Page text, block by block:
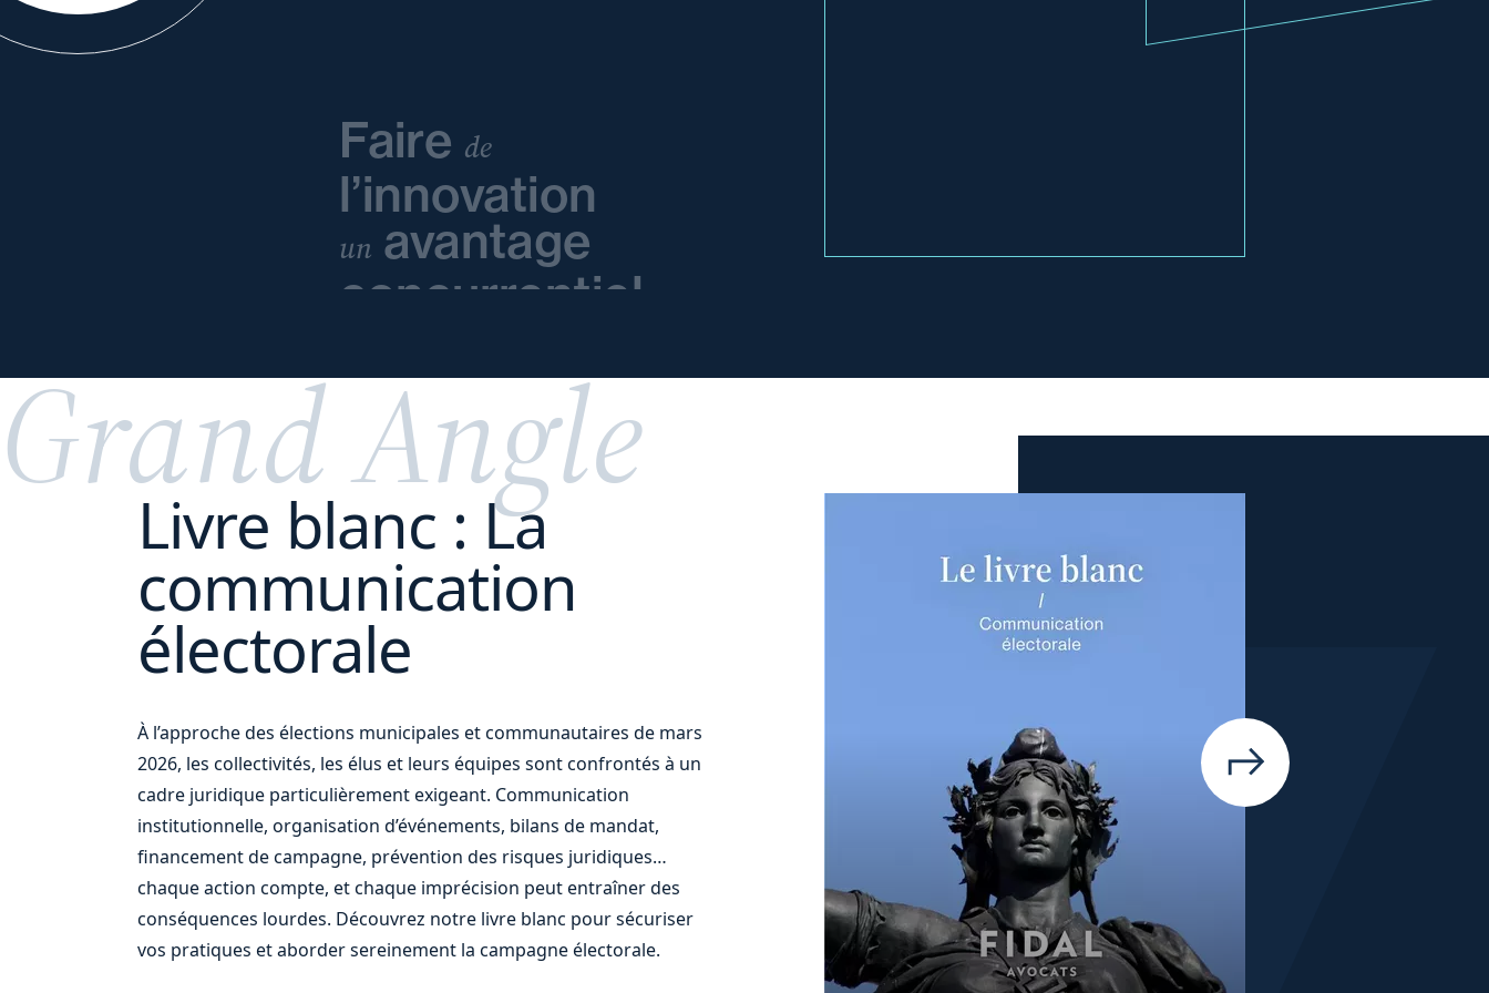
Faire de
l’innovation
unavantage
concurrentiel
et votre
Grand Angle
Livre blanc : La
communication
électorale
À l’approche des élections municipales et communautaires de mars
2026, les collectivités, les élus et leurs équipes sont confrontés à un
cadre juridique particulièrement exigeant. Communication
institutionnelle, organisation d’événements, bilans de mandat,
financement de campagne, prévention des risques juridiques…
chaque action compte, et chaque imprécision peut entraîner des
conséquences lourdes. Découvrez notre livre blanc pour sécuriser
vos pratiques et aborder sereinement la campagne électorale.